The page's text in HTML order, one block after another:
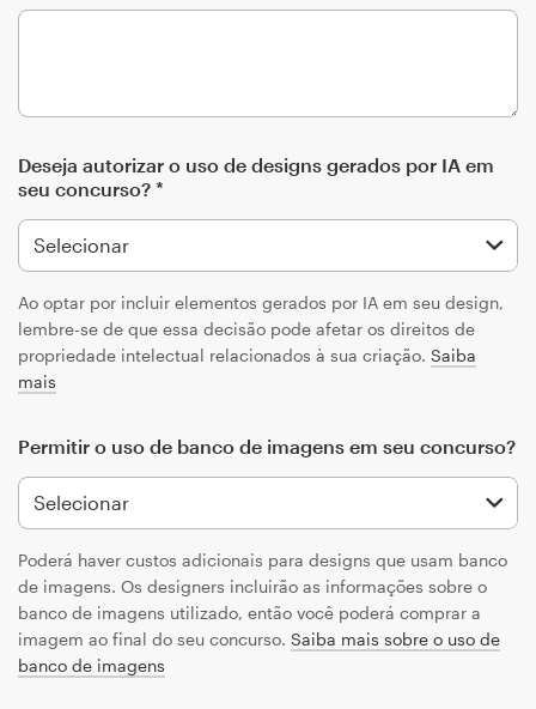
Deseja autorizar o uso de designs gerados por IA em
seu concurso? *
Ao optar por incluir elementos gerados por IA em seu design,
lembre-se de que essa decisão pode afetar os direitos de
propriedade intelectual relacionados à sua criação. Saiba
mais
Permitir o uso de banco de imagens em seu concurso?
Poderá haver custos adicionais para designs que usam banco
de imagens. Os designers incluirão as informações sobre o
banco de imagens utilizado, então você poderá comprar a
imagem ao final do seu concurso. Saiba mais sobre o uso de
banco de imagens